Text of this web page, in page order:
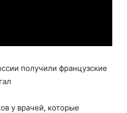
получили французские
у врачей, которые